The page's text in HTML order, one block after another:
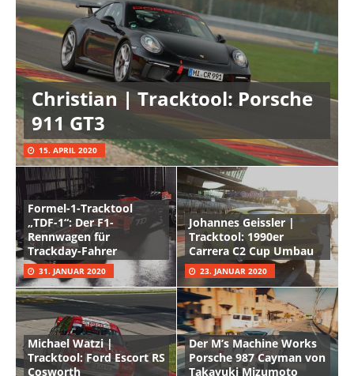
Christian | Tracktool: Porsche
911 GT3
15. APRIL 2020
Formel-1-Tracktool
„TDF-1“: Der F1-
Rennwagen für
Trackday-Fahrer
31. JANUAR 2020
Johannes Geissler |
Tracktool: 1990er
Carrera C2 Cup Umbau
23. JANUAR 2020
Michael Watzi |
Tracktool: Ford Escort RS
Cosworth
Der M’s Machine Works
Porsche 987 Cayman von
Takayuki Mizumoto